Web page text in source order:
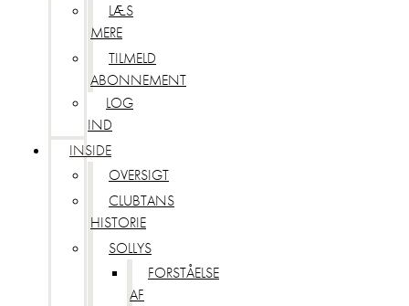
LÆS
MERE
TILMELD
ABONNEMENT
LOG
IND
INSIDE
OVERSIGT
CLUBTANS
HISTORIE
SOLLYS
FORSTÅELSE
AF